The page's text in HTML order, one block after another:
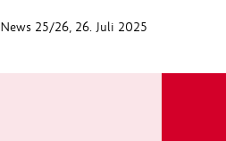
News 25/26, 26. Juli 2025